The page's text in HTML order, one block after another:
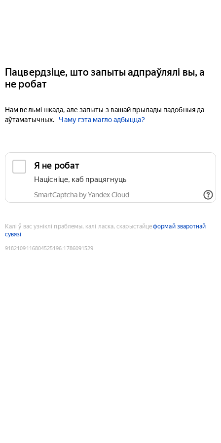
Пацвердзіце, што запыты адпраўлялі вы, а
не робат
Нам вельмі шкада, але запыты з вашай прылады падобныя да
аўтаматычных.
Чаму гэта магло адбыцца?
Я не робат
Націсніце, каб працягнуць
SmartCaptcha by Yandex Cloud
Калі ў вас узніклі праблемы, калі ласка, скарыстайцеформай зваротнай
сувязі
9182109116804525196:1786091529